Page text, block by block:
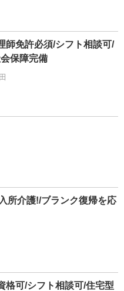
師免許必須/シフト相談可/
保障完備
所介護!/ブランク復帰を応
格可/シフト相談可/住宅型